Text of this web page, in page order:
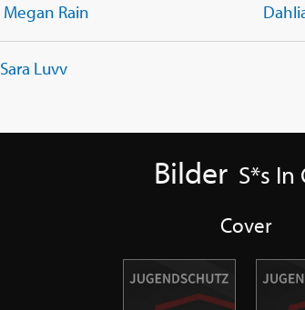
Megan Rain
Sara Luvv
Bilder S*s In
Cover